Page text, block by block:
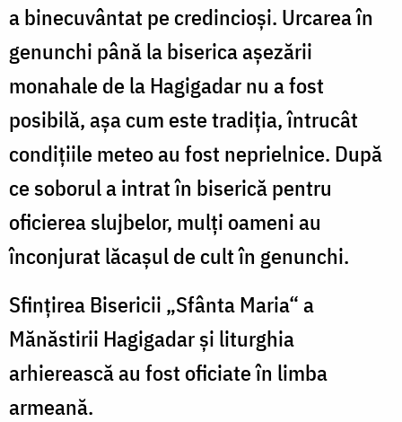
a binecuvântat pe credincioşi. Urcarea în
genunchi până la biserica aşezării
monahale de la Hagigadar nu a fost
posibilă, aşa cum este tradiţia, întrucât
condiţiile meteo au fost neprielnice. După
ce soborul a intrat în biserică pentru
oficierea slujbelor, mulţi oameni au
înconjurat lăcaşul de cult în genunchi.
Sfinţirea Bisericii „Sfânta Maria“ a
Mănăstirii Hagigadar şi liturghia
arhierească au fost oficiate în limba
armeană.